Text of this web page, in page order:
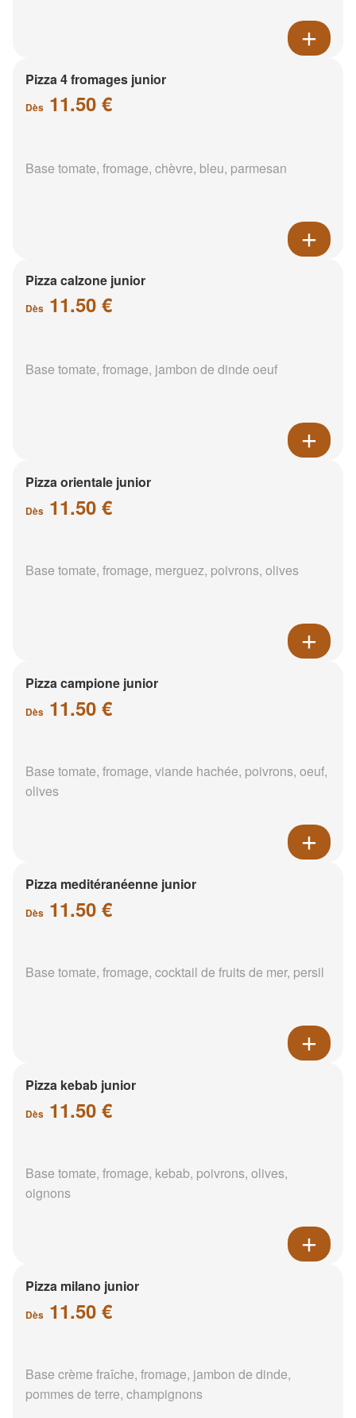
Pizza 4 fromages junior
Dès 11.50 €
Base tomate, fromage, chèvre, bleu, parmesan
Pizza calzone junior
Dès 11.50 €
Base tomate, fromage, jambon de dinde oeuf
Pizza orientale junior
Dès 11.50 €
Base tomate, fromage, merguez, poivrons, olives
Pizza campione junior
Dès 11.50 €
Base tomate, fromage, viande hachée, poivrons, oeuf,
olives
Pizza meditéranéenne junior
Dès 11.50 €
Base tomate, fromage, cocktail de fruits de mer, persil
Pizza kebab junior
Dès 11.50 €
Base tomate, fromage, kebab, poivrons, olives,
oignons
Pizza milano junior
Dès 11.50 €
Base crème fraîche, fromage, jambon de dinde,
pommes de terre, champignons